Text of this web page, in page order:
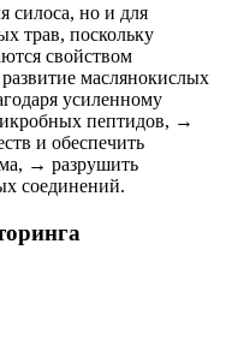
силоса, но и для
трав, поскольку
свойством
маслянокислых
усиленному
пептидов, →
и обеспечить
→ разрушить
соединений.